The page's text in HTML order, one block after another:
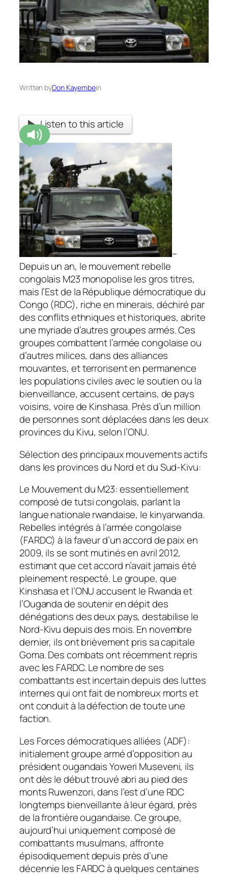
Written byDon Kayembein
Listen to this article
–
Depuis un an, le mouvement rebelle
congolais M23 monopolise les gros titres,
mais l’Est de la République démocratique du
Congo (RDC), riche en minerais, déchiré par
des conflits ethniques et historiques, abrite
une myriade d’autres groupes armés. Ces
groupes combattent l’armée congolaise ou
d’autres milices, dans des alliances
mouvantes, et terrorisent en permanence
les populations civiles avec le soutien ou la
bienveillance, accusent certains, de pays
voisins, voire de Kinshasa. Près d’un million
de personnes sont déplacées dans les deux
provinces du Kivu, selon l’ONU.
Sélection des principaux mouvements actifs
dans les provinces du Nord et du Sud-Kivu:
Le Mouvement du M23: essentiellement
composé de tutsi congolais, parlant la
langue nationale rwandaise, le kinyarwanda.
Rebelles intégrés à l’armée congolaise
(FARDC) à la faveur d’un accord de paix en
2009, ils se sont mutinés en avril 2012,
estimant que cet accord n’avait jamais été
pleinement respecté. Le groupe, que
Kinshasa et l’ONU accusent le Rwanda et
l’Ouganda de soutenir en dépit des
dénégations des deux pays, destabilise le
Nord-Kivu depuis des mois. En novembre
dernier, ils ont brièvement pris sa capitale
Goma. Des combats ont récemment repris
avec les FARDC. Le nombre de ses
combattants est incertain depuis des luttes
internes qui ont fait de nombreux morts et
ont conduit à la défection de toute une
faction.
Les Forces démocratiques alliées (ADF):
initialement groupe armé d’opposition au
président ougandais Yoweri Museveni, ils
ont dès le début trouvé abri au pied des
monts Ruwenzori, dans l’est d’une RDC
longtemps bienveillante à leur égard, près
de la frontière ougandaise. Ce groupe,
aujourd’hui uniquement composé de
combattants musulmans, affronte
épisodiquement depuis près d’une
décennie les FARDC à quelques centaines